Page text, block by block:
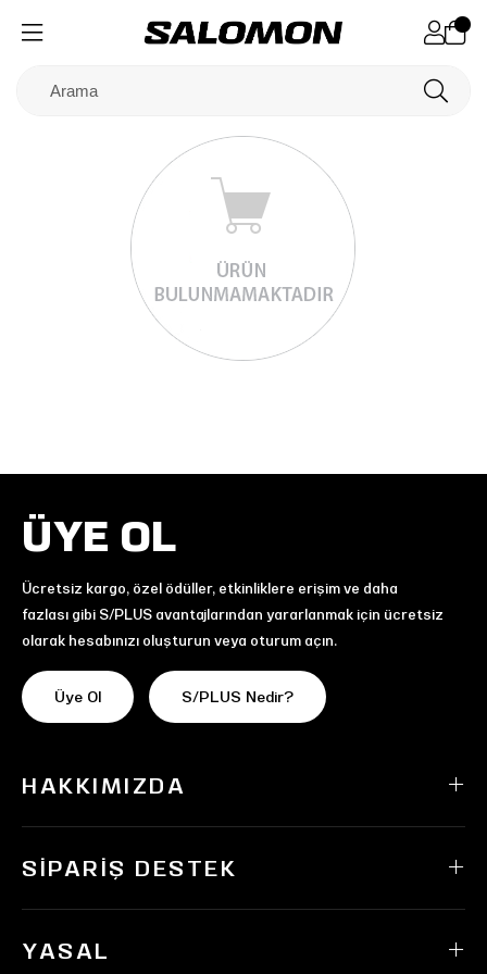
ÜYE OL
Ücretsiz kargo, özel ödüller, etkinliklere erişim ve daha
fazlası gibi S/PLUS avantajlarından yararlanmak için ücretsiz
olarak hesabınızı oluşturun veya oturum açın.
Üye Ol S/PLUS Nedir?
HAKKIMIZDA
SIPARIŞ DESTEK
YASAL